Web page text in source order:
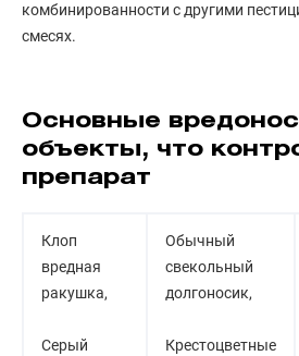
комбинированности с другими
смесях.
Основные
объекты, что
препарат
Клоп
вредная
ракушка,
Серый
Обычный
свекольный
долгоносик,
Крестоцветные